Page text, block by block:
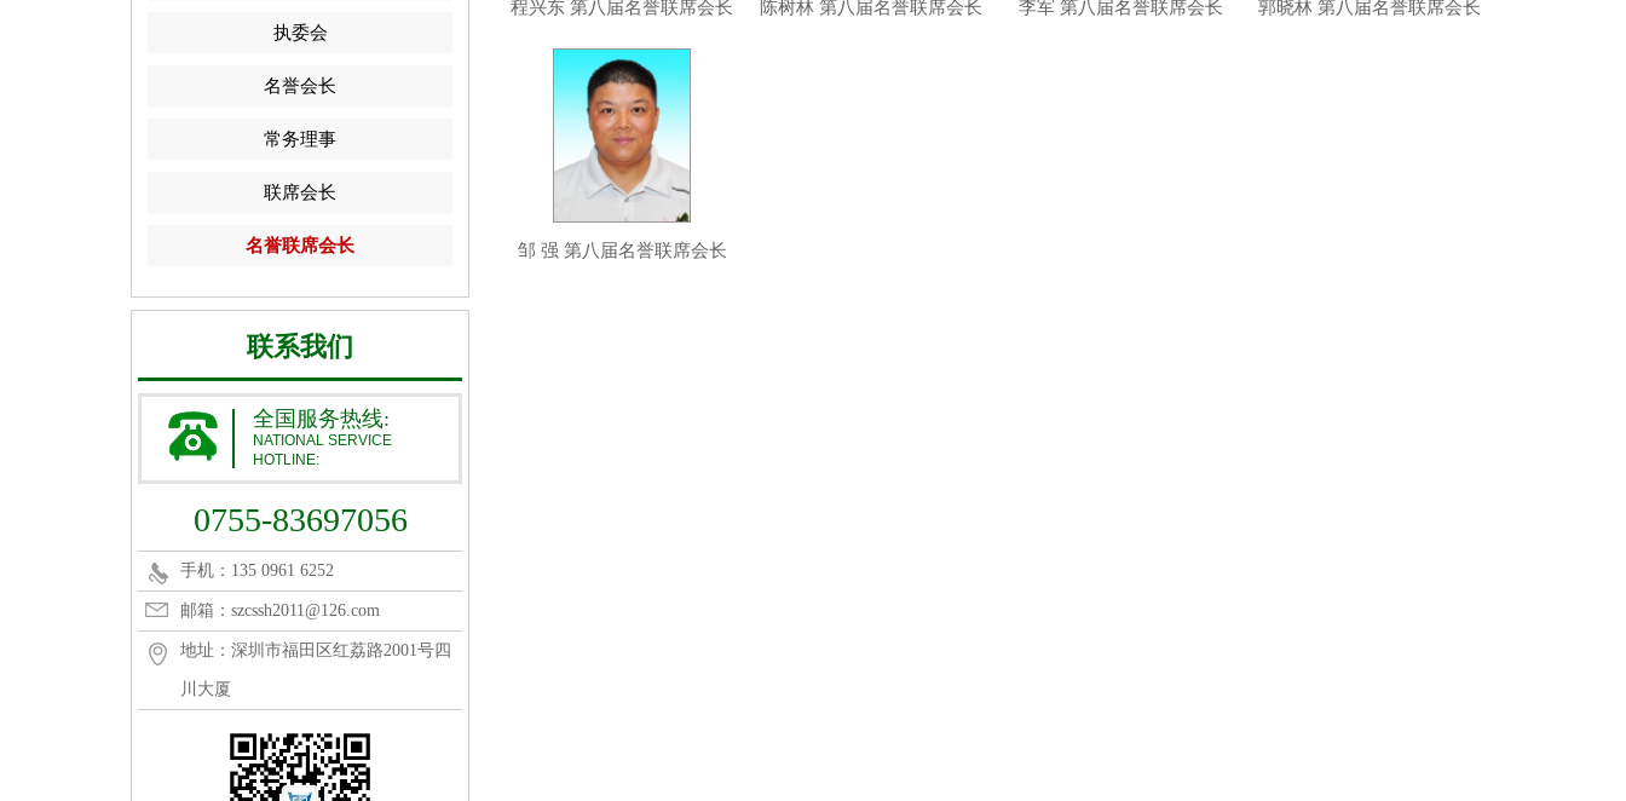
执委会
名誉会长
常务理事
联席会长
名誉联席会长
联系我们
全国服务热线:
NATIONAL SERVICE
HOTLINE:
0755-83697056
手机：135 0961 6252
邮箱：szcssh2011@126.com
地址：深圳市福田区红荔路2001号四
川大厦
程兴东 第八届名誉联席会长 陈树林 第八届名誉联席会长 李军 第八届名誉联席会长 郭晓林 第八届名誉联席会长
邹 强 第八届名誉联席会长